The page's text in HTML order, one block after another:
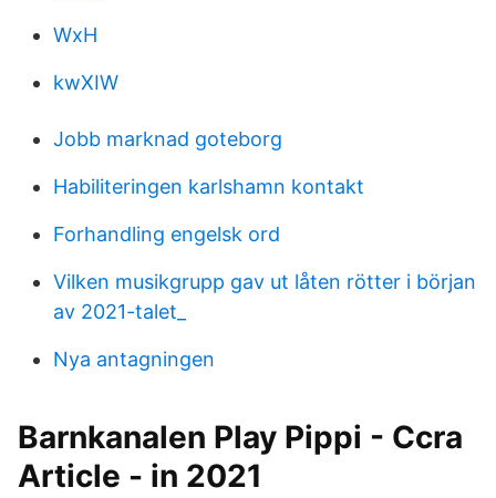
WxH
kwXIW
Jobb marknad goteborg
Habiliteringen karlshamn kontakt
Forhandling engelsk ord
Vilken musikgrupp gav ut låten rötter i början
av 2021-talet_
Nya antagningen
Barnkanalen Play Pippi - Ccra
Article - in 2021